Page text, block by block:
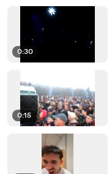
0:30
0:15